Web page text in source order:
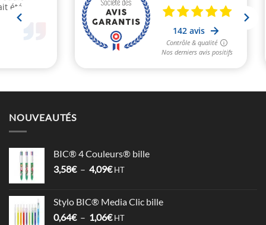
NOUVEAUTÉS
BIC® 4 Couleurs® bille
3,58€ – 4,09€Plage
3,58€
à
HT
Stylo BIC® Media Clic bille
0,64€ – 1,06€Plage
HT